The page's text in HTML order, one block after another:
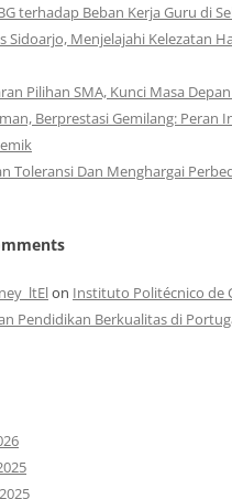
terhadap Beban Kerja Guru di
Sidoarjo, Menjelajahi Kelezatan
Pilihan SMA, Kunci Masa Depan
Berprestasi Gemilang: Peran
Toleransi Dan Menghargai
on Instituto Politécnico de
Pendidikan Berkualitas di